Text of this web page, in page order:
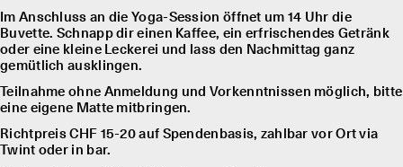
Im Anschluss an die Yoga-Session öffnet um 14 Uhr die
Buvette. Schnapp dir einen Kaffee, ein erfrischendes Getränk
oder eine kleine Leckerei und lass den Nachmittag ganz
gemütlich ausklingen.
Teilnahme ohne Anmeldung und Vorkenntnissen möglich, bitte
eine eigene Matte mitbringen.
Richtpreis CHF 15-20 auf Spendenbasis, zahlbar vor Ort via
Twint oder in bar.